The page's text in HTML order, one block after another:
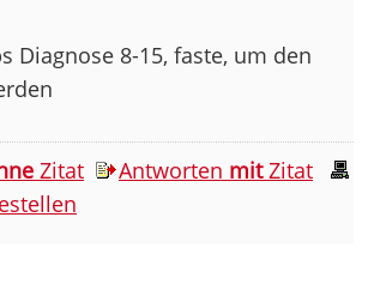
Diagnose 8-15, faste, um den
Zitat Antworten mitZitat